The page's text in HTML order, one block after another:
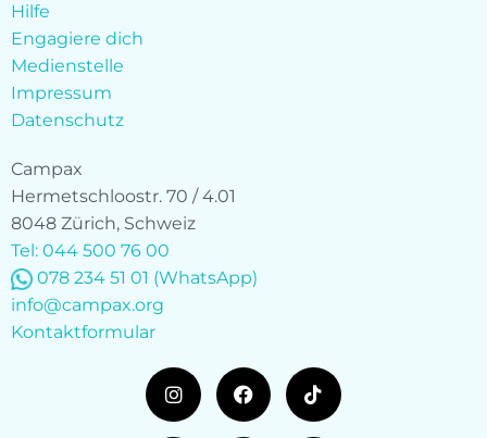
Hilfe
Engagiere dich
Medienstelle
Impressum
Datenschutz
Campax
Hermetschloostr. 70 / 4.01
8048 Zürich, Schweiz
Tel: 044 500 76 00
078 234 51 01 (WhatsApp)
info@campax.org
Kontaktformular